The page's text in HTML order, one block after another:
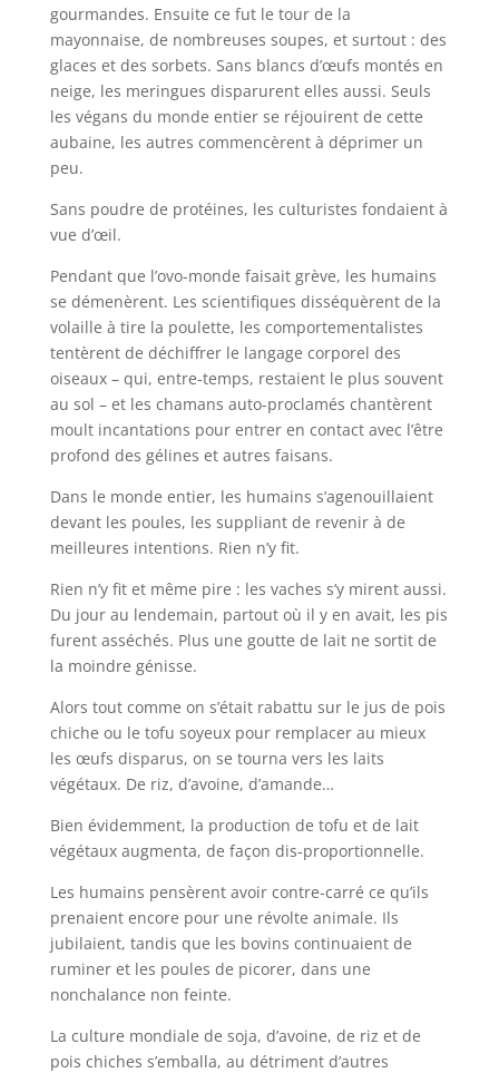
gourmandes. Ensuite ce fut le tour de la
mayonnaise, de nombreuses soupes, et surtout : des
glaces et des sorbets. Sans blancs d’œufs montés en
neige, les meringues disparurent elles aussi. Seuls
les végans du monde entier se réjouirent de cette
aubaine, les autres commencèrent à déprimer un
peu.
Sans poudre de protéines, les culturistes fondaient à
vue d’œil.
Pendant que l’ovo-monde faisait grève, les humains
se démenèrent. Les scientifiques disséquèrent de la
volaille à tire la poulette, les comportementalistes
tentèrent de déchiffrer le langage corporel des
oiseaux – qui, entre-temps, restaient le plus souvent
au sol – et les chamans auto-proclamés chantèrent
moult incantations pour entrer en contact avec l’être
profond des gélines et autres faisans.
Dans le monde entier, les humains s’agenouillaient
devant les poules, les suppliant de revenir à de
meilleures intentions. Rien n’y fit.
Rien n’y fit et même pire : les vaches s’y mirent aussi.
Du jour au lendemain, partout où il y en avait, les pis
furent asséchés. Plus une goutte de lait ne sortit de
la moindre génisse.
Alors tout comme on s’était rabattu sur le jus de pois
chiche ou le tofu soyeux pour remplacer au mieux
les œufs disparus, on se tourna vers les laits
végétaux. De riz, d’avoine, d’amande…
Bien évidemment, la production de tofu et de lait
végétaux augmenta, de façon dis-proportionnelle.
Les humains pensèrent avoir contre-carré ce qu’ils
prenaient encore pour une révolte animale. Ils
jubilaient, tandis que les bovins continuaient de
ruminer et les poules de picorer, dans une
nonchalance non feinte.
La culture mondiale de soja, d’avoine, de riz et de
pois chiches s’emballa, au détriment d’autres